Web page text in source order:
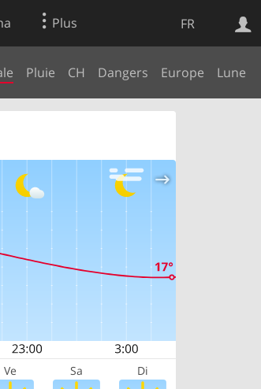
FR
Plus
Pluie CH Dangers Europe Lune
Ve Sa Di
Web